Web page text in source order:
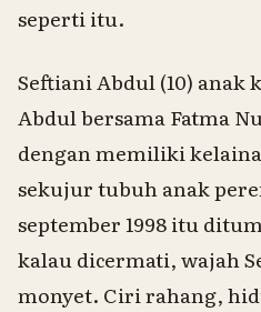
seperti itu.
Seftiani Abdul (10) anak
Abdul bersama Fatma
dengan memiliki
sekujur tubuh anak
september 1998 itu
kalau dicermati, wajah
monyet. Ciri rahang,